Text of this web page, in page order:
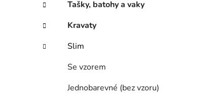
Tašky, batohy a vaky
Kravaty
Slim
Se vzorem
Jednobarevné (bez vzoru)